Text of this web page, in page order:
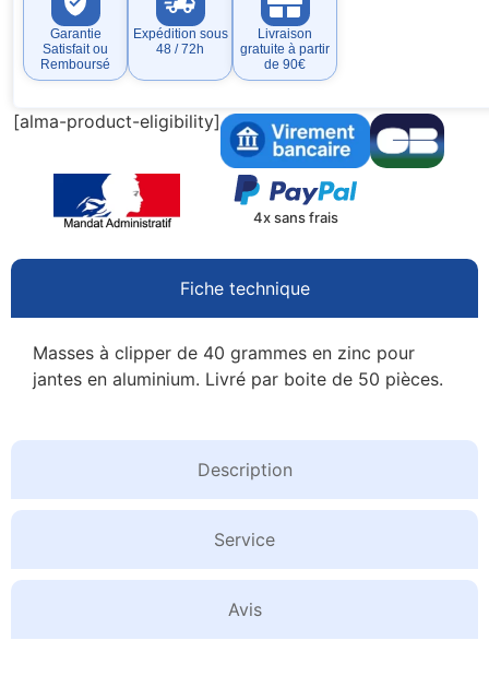
Garantie
Satisfait ou
Remboursé
Expédition sous
48 / 72h
Livraison
gratuite à partir
de 90€
[alma-product-eligibility]
4x sans frais
Fiche technique
Description
Service
Avis
Masses à clipper de 40 grammes en zinc pour
jantes en aluminium. Livré par boite de 50 pièces.